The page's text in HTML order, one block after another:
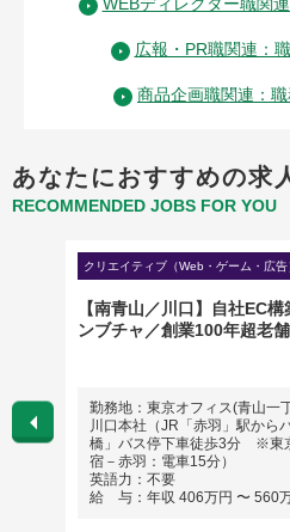
広報・PR職関連：
商品企画職関連：
あなたにおすすめの求
RECOMMENDED JOBS FOR YOU
クリエイティブ（Web・ゲーム・広告
【南青山／川口】自社EC
ンブチャ／創業100年超老
勤務地：東京オフィス(青山一
川口本社（JR「赤羽」駅から
橋」バス停下車徒歩3分 ※東
宿－赤羽：電車15分）
英語力：不要
給 与：年収 406万円 〜 560